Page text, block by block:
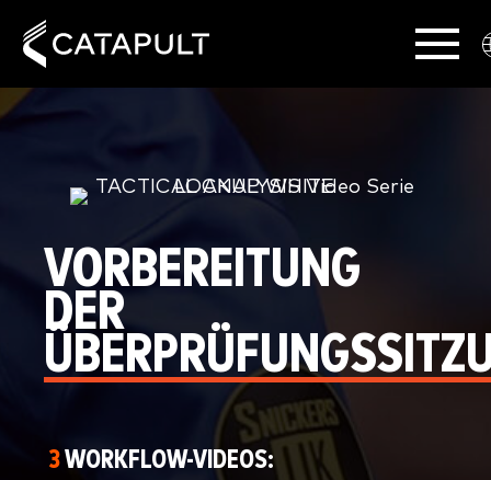
VORBEREITUNG
DER
3WORKFLOW-VIDEOS: